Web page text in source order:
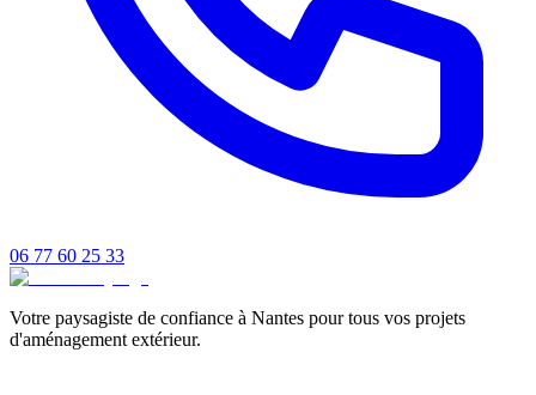
06 77 60 25 33
Votre paysagiste de confiance à Nantes pour tous vos projets
d'aménagement extérieur.